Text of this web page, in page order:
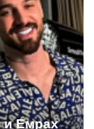
и Емрах